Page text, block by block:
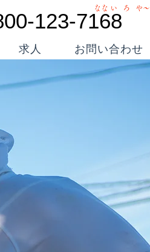
なな い ろ や〜
123-7168
求人 お問い合わせ